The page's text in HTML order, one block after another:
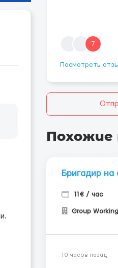
7
Посмотреть
Похожие
Бригадир на
11€ / час
Group Working
10 часов назад